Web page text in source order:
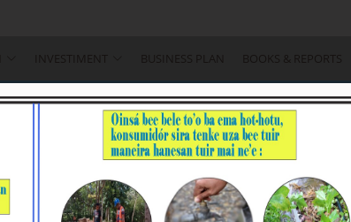
INVESTIMENT BUSINESS PLAN BOOKS & REPORTS
Recent